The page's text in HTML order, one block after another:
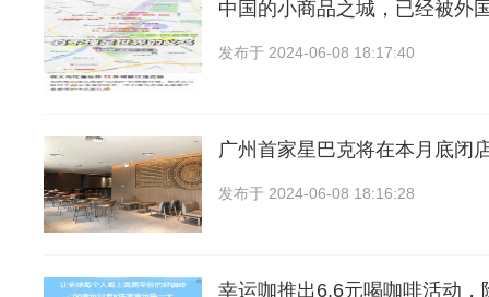
中国的小商品之城，已经被外
发布于 2024-06-08 18:17:40
广州首家星巴克将在本月底闭
发布于 2024-06-08 18:16:28
幸运咖推出6.6元喝咖啡活动，